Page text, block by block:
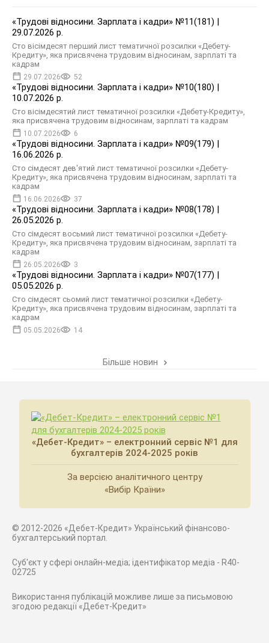
«Трудові відносини. Зарплата і кадри» №11(181) |
29.07.2026 р.
Сто вісімдесят перший лист тематичної розсилки «Дебету-
Кредиту», яка присвячена трудовим відносинам, зарплаті та
кадрам
29.07.2026 52
«Трудові відносини. Зарплата і кадри» №10(180) |
10.07.2026 р.
Сто вісімдесятий лист тематичної розсилки «Дебету-Кредиту»,
яка присвячена трудовим відносинам, зарплаті та кадрам
10.07.2026 6
«Трудові відносини. Зарплата і кадри» №09(179) |
16.06.2026 р.
Сто сімдесят дев'ятий лист тематичної розсилки «Дебету-
Кредиту», яка присвячена трудовим відносинам, зарплаті та
кадрам
16.06.2026 37
«Трудові відносини. Зарплата і кадри» №08(178) |
26.05.2026 р.
Сто сімдесят восьмий лист тематичної розсилки «Дебету-
Кредиту», яка присвячена трудовим відносинам, зарплаті та
кадрам
26.05.2026 3
«Трудові відносини. Зарплата і кадри» №07(177) |
05.05.2026 р.
Сто сімдесят сьомий лист тематичної розсилки «Дебету-
Кредиту», яка присвячена трудовим відносинам, зарплаті та
кадрам
05.05.2026 14
Більше новин
«Дебет-Кредит» – електронний сервіс №1 для
бухгалтерів 2024-2025 років
За версією аналітичного центру
«Вибір Країни»
© 2012-2026 «Дебет-Кредит» Український фінансово-
бухгалтерський портал.
Суб'єкт у сфері онлайн-медіа; ідентифікатор медіа - R40-
02725
Використання публікацій можливе лише за письмовою
згодою редакції «Дебет-Кредит»